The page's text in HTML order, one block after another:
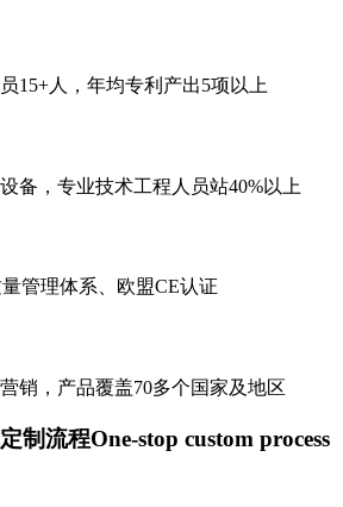
15+人，年均专利产出5项以上
备，专业技术工程人员站40%以上
量管理体系、欧盟CE认证
销，产品覆盖70多个国家及地区
制流程One-stop custom process